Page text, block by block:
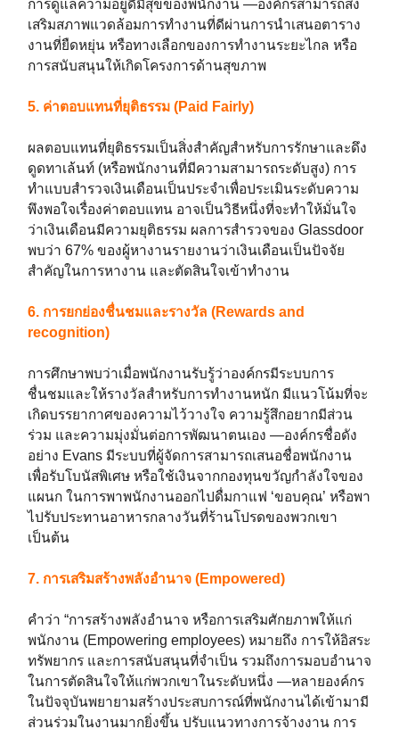
การดูแลความอยู่ดีมีสุขของพนักงาน —องค์กรสามารถส่ง
เสริมสภาพแวดล้อมการทำงานที่ดีผ่านการนำเสนอตาราง
งานที่ยืดหยุ่น หรือทางเลือกของการทำงานระยะไกล หรือ
การสนับสนุนให้เกิดโครงการด้านสุขภาพ
5. ค่าตอบแทนที่ยุติธรรม (Paid Fairly)
ผลตอบแทนที่ยุติธรรมเป็นสิ่งสำคัญสำหรับการรักษาและดึง
ดูดทาเล้นท์ (หรือพนักงานที่มีความสามารถระดับสูง) การ
ทำแบบสำรวจเงินเดือนเป็นประจำเพื่อประเมินระดับความ
พึงพอใจเรื่องค่าตอบแทน อาจเป็นวิธีหนึ่งที่จะทำให้มั่นใจ
ว่าเงินเดือนมีความยุติธรรม ผลการสำรวจของ Glassdoor
พบว่า 67% ของผู้หางานรายงานว่าเงินเดือนเป็นปัจจัย
สำคัญในการหางาน และตัดสินใจเข้าทำงาน
6. การยกย่องชื่นชมและรางวัล (Rewards and
recognition)
การศึกษาพบว่าเมื่อพนักงานรับรู้ว่าองค์กรมีระบบการ
ชื่นชมและให้รางวัลสำหรับการทำงานหนัก มีแนวโน้มที่จะ
เกิดบรรยากาศของความไว้วางใจ ความรู้สึกอยากมีส่วน
ร่วม และความมุ่งมั่นต่อการพัฒนาตนเอง —องค์กรชื่อดัง
อย่าง Evans มีระบบที่ผู้จัดการสามารถเสนอชื่อพนักงาน
เพื่อรับโบนัสพิเศษ หรือใช้เงินจากกองทุนขวัญกำลังใจของ
แผนก ในการพาพนักงานออกไปดื่มกาแฟ ‘ขอบคุณ’ หรือพา
ไปรับประทานอาหารกลางวันที่ร้านโปรดของพวกเขา
เป็นต้น
7. การเสริมสร้างพลังอำนาจ (Empowered)
คำว่า “การสร้างพลังอำนาจ หรือการเสริมศักยภาพให้แก่
พนักงาน (Empowering employees) หมายถึง การให้อิสระ
ทรัพยากร และการสนับสนุนที่จำเป็น รวมถึงการมอบอำนาจ
ในการตัดสินใจให้แก่พวกเขาในระดับหนึ่ง —หลายองค์กร
ในปัจจุบันพยายามสร้างประสบการณ์ที่พนักงานได้เข้ามามี
ส่วนร่วมในงานมากยิ่งขึ้น ปรับแนวทางการจ้างงาน การ